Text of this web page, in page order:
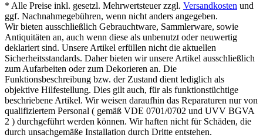
* Alle Preise inkl. gesetzl. Mehrwertsteuer zzgl. Versandkosten und
ggf. Nachnahmegebühren, wenn nicht anders angegeben.
Wir bieten ausschließlich Gebrauchtware, Sammlerware, sowie
Antiquitäten an, auch wenn diese als unbenutzt oder neuwertig
deklariert sind. Unsere Artikel erfüllen nicht die aktuellen
Sicherheitsstandards. Daher bieten wir unsere Artikel ausschließlich
zum Aufarbeiten oder zum Dekorieren an. Die
Funktionsbeschreibung bzw. der Zustand dient lediglich als
objektive Hilfestellung. Dies gilt auch, für als funktionstüchtige
beschriebene Artikel. Wir weisen daraufhin das Reparaturen nur von
qualifiziertem Personal ( gemäß VDE 0701/0702 und UVV BGVA
2 ) durchgeführt werden können. Wir haften nicht für Schäden, die
durch unsachgemäße Installation durch Dritte entstehen.